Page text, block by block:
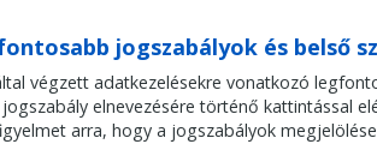
jogszabályok és belső
végzett adatkezelésekre vonatkozó
elnevezésére történő kattintással
arra, hogy a jogszabályok